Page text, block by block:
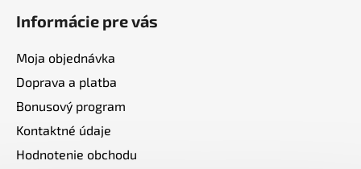
Informácie pre vás
Moja objednávka
Doprava a platba
Bonusový program
Kontaktné údaje
Hodnotenie obchodu